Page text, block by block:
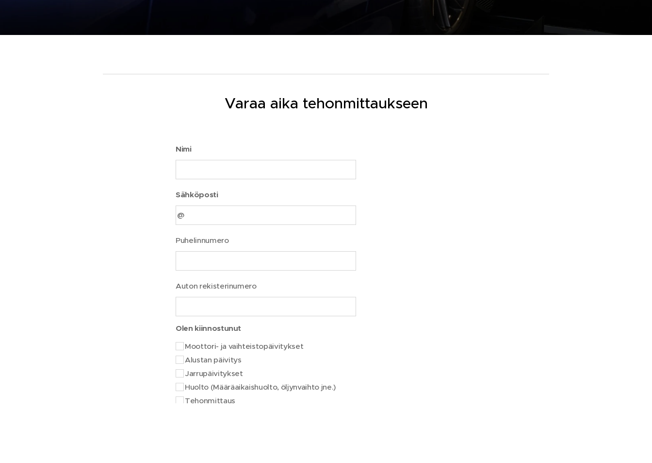
Varaa aika tehonmittaukseen
Nimi
Sähköposti
Puhelinnumero
Auton rekisterinumero
Olen kiinnostunut
Moottori- ja vaihteistopäivitykset
Alustan päivitys
Jarrupäivitykset
Huolto (Määräaikaishuolto, öljynvaihto jne.)
Tehonmittaus